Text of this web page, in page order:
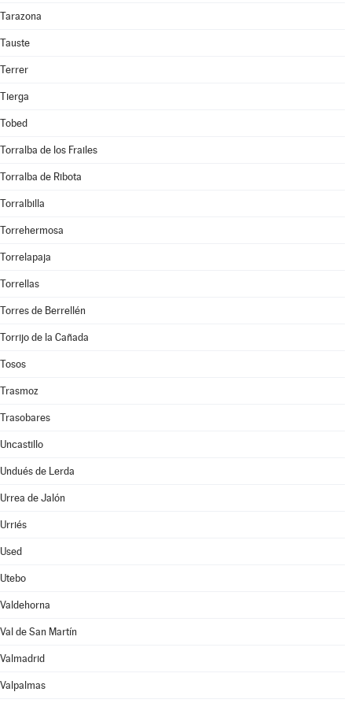
Tarazona
Tauste
Terrer
Tierga
Tobed
Torralba de los Frailes
Torralba de Ribota
Torralbilla
Torrehermosa
Torrelapaja
Torrellas
Torres de Berrellén
Torrijo de la Cañada
Tosos
Trasmoz
Trasobares
Uncastillo
Undués de Lerda
Urrea de Jalón
Urriés
Used
Utebo
Valdehorna
Val de San Martín
Valmadrid
Valpalmas